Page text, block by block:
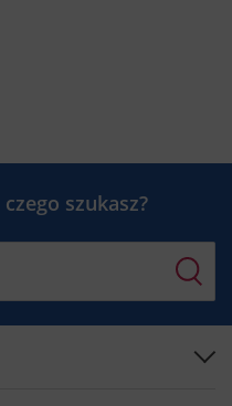
szukasz?